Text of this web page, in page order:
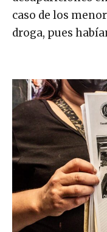
caso de los
droga, pues